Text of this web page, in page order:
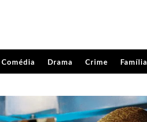
Comédia Drama Crime Família